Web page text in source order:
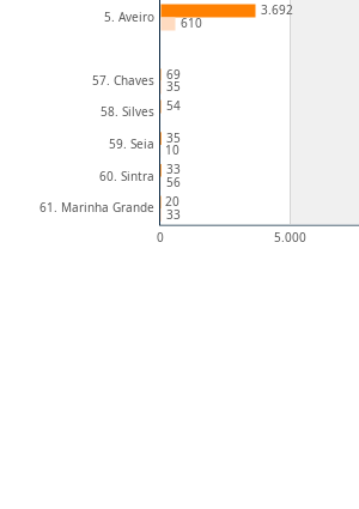
0 5.000
5. Aveiro
57. Chaves
58. Silves
59. Seia
60. Sintra
61. Marinha Grande
3.692
69
54
35
33
20
610
35
10
56
33